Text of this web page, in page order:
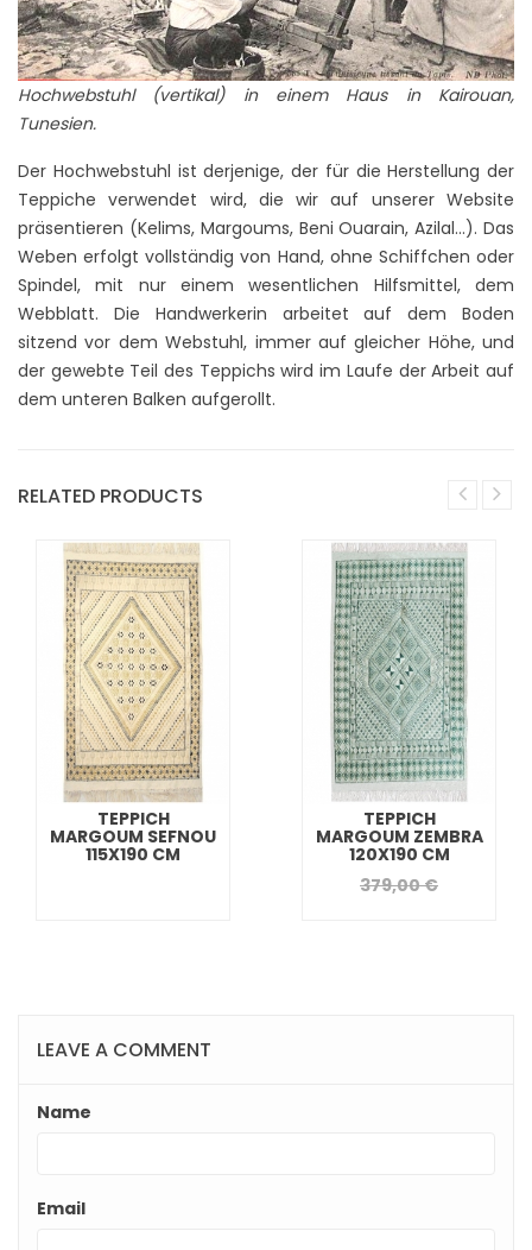
Hochwebstuhl (vertikal) in einem Haus in Kairouan,
Tunesien.
Der Hochwebstuhl ist derjenige, der für die Herstellung der
Teppiche verwendet wird, die wir auf unserer Website
präsentieren (Kelims, Margoums, Beni Ouarain, Azilal...). Das
Weben erfolgt vollständig von Hand, ohne Schiffchen oder
Spindel, mit nur einem wesentlichen Hilfsmittel, dem
Webblatt. Die Handwerkerin arbeitet auf dem Boden
sitzend vor dem Webstuhl, immer auf gleicher Höhe, und
der gewebte Teil des Teppichs wird im Laufe der Arbeit auf
dem unteren Balken aufgerollt.
RELATED PRODUCTS
TEPPICH
MARGOUM SEFNOU
115X190 CM
TEPPICH
MARGOUM ZEMBRA
120X190 CM
379,00 €
LEAVE A COMMENT
Name
Email